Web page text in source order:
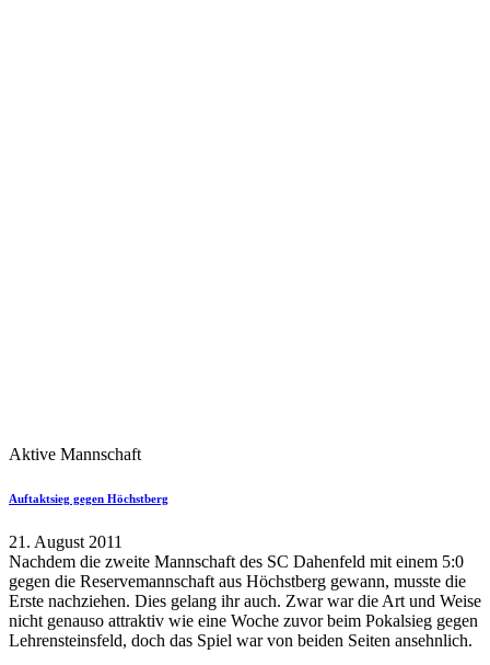
Aktive Mannschaft
Auftaktsieg gegen Höchstberg
21. August 2011
Nachdem die zweite Mannschaft des SC Dahenfeld mit einem 5:0
gegen die Reservemannschaft aus Höchstberg gewann, musste die
Erste nachziehen. Dies gelang ihr auch. Zwar war die Art und Weise
nicht genauso attraktiv wie eine Woche zuvor beim Pokalsieg gegen
Lehrensteinsfeld, doch das Spiel war von beiden Seiten ansehnlich.